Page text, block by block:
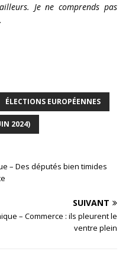
Je ne comprends pas
.
ÉLECTIONS EUROPÉENNES
2024)
– Des députés bien timides
SUIVANT
– Commerce : ils pleurent le
ventre plein